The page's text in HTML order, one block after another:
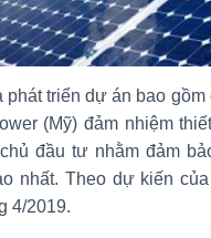
phát triển dự án bao
(Mỹ) đảm nhiệm
đầu tư nhằm đảm
nhất. Theo dự kiến
4/2019.